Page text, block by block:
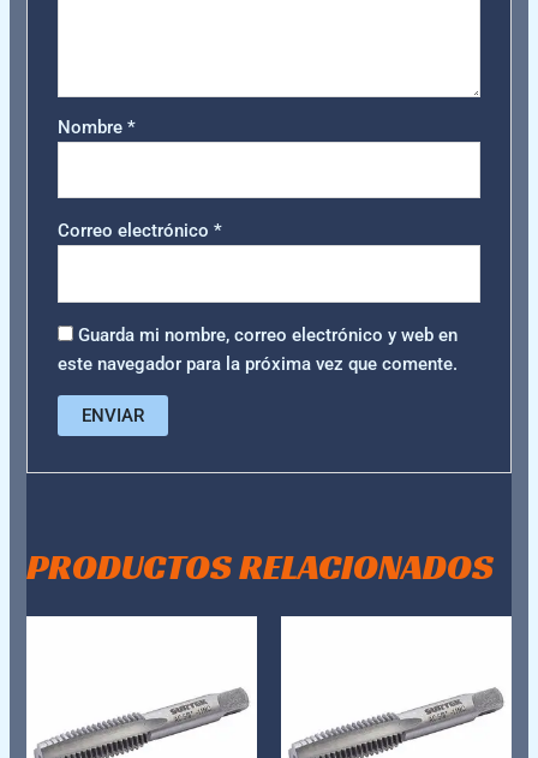
Nombre *
Correo electrónico *
Guarda mi nombre, correo electrónico y web en
este navegador para la próxima vez que comente.
PRODUCTOS RELACIONADOS